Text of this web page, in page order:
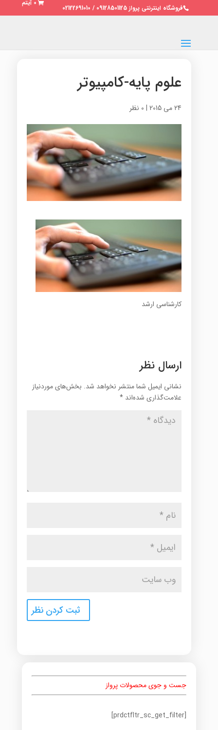
فروشگاه اینترنتی پرواز 09128501125 / 02122691010
0 آیتم
علوم پایه-کامپیوتر
24 می 2015 | 0 نظر
کارشناسی ارشد
ارسال نظر
نشانی ایمیل شما منتشر نخواهد شد. بخش‌های موردنیاز
علامت‌گذاری شده‌اند *
جست و جوی محصولات پرواز
[prdctfltr_sc_get_filter]